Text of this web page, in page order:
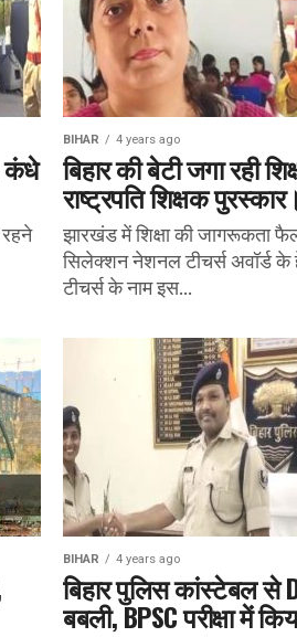
कंधे
रहने
BIHAR 4 years ago
बिहार की बेटी जगा रही
राष्ट्रपति शिक्षक पुरस्कार।
झारखंड में शिक्षा की जागरूकता
सिलेक्शन नेशनल टीचर्स अवॉर्ड
टीचर्स के नाम इस...
BIHAR 4 years ago
बिहार पुलिस कांस्टेबल से
बबली, BPSC परीक्षा में